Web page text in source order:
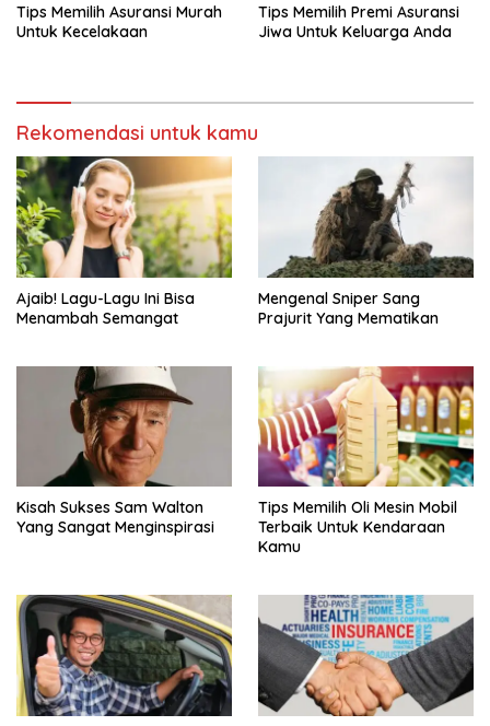
Tips Memilih Asuransi Murah
Untuk Kecelakaan
Tips Memilih Premi Asuransi
Jiwa Untuk Keluarga Anda
Rekomendasi untuk kamu
Ajaib! Lagu-Lagu Ini Bisa
Menambah Semangat
Mengenal Sniper Sang
Prajurit Yang Mematikan
Kisah Sukses Sam Walton
Yang Sangat Menginspirasi
Tips Memilih Oli Mesin Mobil
Terbaik Untuk Kendaraan
Kamu